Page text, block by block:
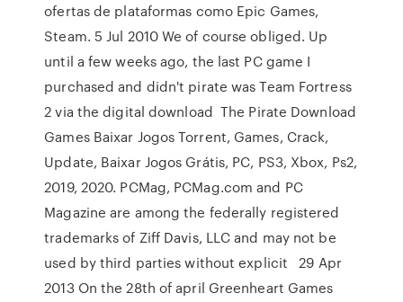
ofertas de plataformas como Epic Games,
Steam. 5 Jul 2010 We of course obliged. Up
until a few weeks ago, the last PC game I
purchased and didn't pirate was Team Fortress
2 via the digital download The Pirate Download
Games Baixar Jogos Torrent, Games, Crack,
Update, Baixar Jogos Grátis, PC, PS3, Xbox, Ps2,
2019, 2020. PCMag, PCMag.com and PC
Magazine are among the federally registered
trademarks of Ziff Davis, LLC and may not be
used by third parties without explicit 29 Apr
2013 On the 28th of april Greenheart Games